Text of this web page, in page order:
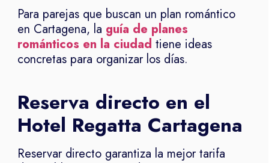
Para parejas que buscan un plan romántico
en Cartagena, la guía de planes
románticos en la ciudad tiene ideas
concretas para organizar los días.
Reserva directo en el
Hotel Regatta Cartagena
Reservar directo garantiza la mejor tarifa